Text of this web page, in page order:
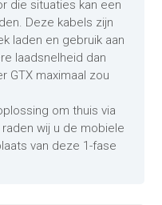
die situaties kan een
Deze kabels zijn
laden en gebruik aan
laadsnelheid dan
GTX maximaal zou
om thuis via
wij u de mobiele
van deze 1-fase